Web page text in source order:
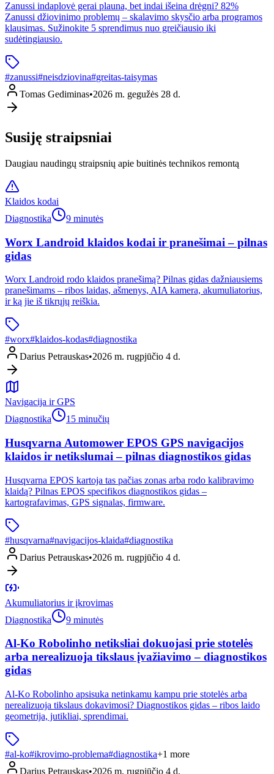
Zanussi indaplovė gerai plauna, bet indai išeina drėgni? 82%
Zanussi džiovinimo problemų – skalavimo skysčio arba programos
klausimas. Sužinokite 5 sprendimus nuo greičiausio iki
sudėtingiausio.
#zanussi#neisdziovina#greitas-taisymas
Tomas Gediminas•2026 m. gegužės 28 d.
Susiję straipsniai
Daugiau naudingų straipsnių apie buitinės technikos remontą
Klaidos kodai
Diagnostika
9 minutės
Worx Landroid klaidos kodai ir pranešimai – pilnas
gidas
Worx Landroid rodo klaidos pranešimą? Pilnas gidas dažniausiems
pranešimams – ribos laidas, ašmenys, AIA kamera, akumuliatorius,
ir ką jie iš tikrųjų reiškia.
#worx#klaidos-kodas#diagnostika
Darius Petrauskas•2026 m. rugpjūčio 4 d.
Navigacija ir GPS
Diagnostika
15 minučių
Husqvarna Automower EPOS GPS navigacijos
klaidos ir netikslumai – pilnas diagnostikos gidas
Husqvarna EPOS kartoja tas pačias zonas arba rodo kalibravimo
klaidą? Pilnas EPOS specifikos diagnostikos gidas –
kartografavimas, GPS signalas, firmware.
#husqvarna#navigacijos-klaida#diagnostika
Darius Petrauskas•2026 m. rugpjūčio 4 d.
Akumuliatorius ir įkrovimas
Diagnostika
9 minutės
Al-Ko Robolinho netiksliai dokuojasi prie stotelės
arba nerealizuoja tikslaus įvažiavimo – diagnostikos
gidas
Al-Ko Robolinho apsisuka netinkamu kampu prie stotelės arba
nerealizuoja tikslaus dokavimosi? Diagnostikos gidas – ribos laido
geometrija, jutikliai, sprendimai.
#al-ko#ikrovimo-problema#diagnostika+1 more
Darius Petrauskas•2026 m. rugpjūčio 4 d.